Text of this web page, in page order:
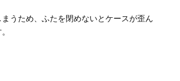
うため、ふたを閉めないとケースが歪ん